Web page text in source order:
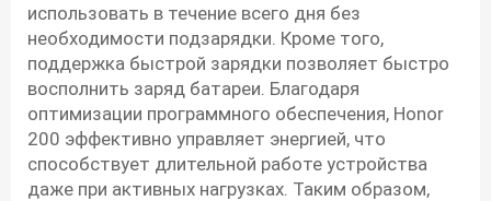
использовать в течение всего дня без
необходимости подзарядки. Кроме того,
поддержка быстрой зарядки позволяет быстро
восполнить заряд батареи. Благодаря
оптимизации программного обеспечения, Honor
200 эффективно управляет энергией, что
способствует длительной работе устройства
даже при активных нагрузках. Таким образом,